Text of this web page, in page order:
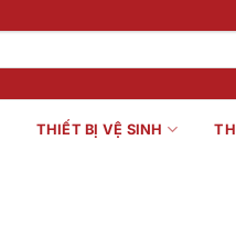
THIẾT BỊ VỆ SINH